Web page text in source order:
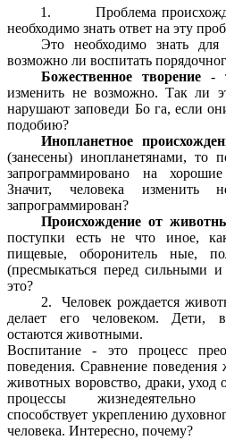
1. Проблема
необходимо знать ответ на эту
Это необходимо знать для
возможно ли воспитать
Божественное творение -
изменить не возможно. Так ли
нарушают заповеди Бо га, если
подобию?
Инопланетное
(занесены) инопланетянами, то
запрограммировано на
Значит, человека
запрограммирован?
Происхождение от
поступки есть не что иное,
пищевые, оборонитель ные,
(пресмыкаться перед сильными
это?
2. Человек рождается
делает его человеком. Дети,
остаются животными.
Воспитание - это процесс
поведения. Сравнение
животных воровство, драки, уход
процессы жизнедеятельно
способствует укреплению
человека. Интересно, почему?